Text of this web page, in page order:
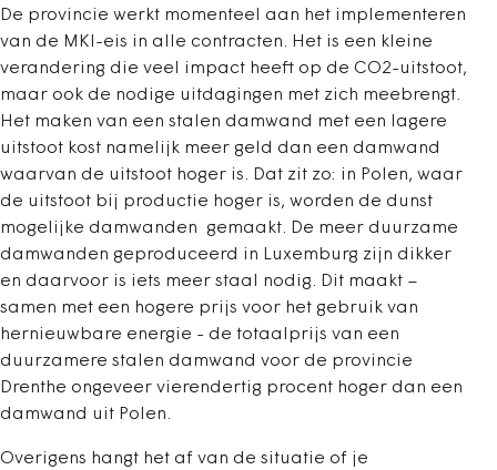
De provincie werkt momenteel aan het implementeren
van de MKI-eis in alle contracten. Het is een kleine
verandering die veel impact heeft op de CO2-uitstoot,
maar ook de nodige uitdagingen met zich meebrengt.
Het maken van een stalen damwand met een lagere
uitstoot kost namelijk meer geld dan een damwand
waarvan de uitstoot hoger is. Dat zit zo: in Polen, waar
de uitstoot bij productie hoger is, worden de dunst
mogelijke damwanden gemaakt. De meer duurzame
damwanden geproduceerd in Luxemburg zijn dikker
en daarvoor is iets meer staal nodig. Dit maakt –
samen met een hogere prijs voor het gebruik van
hernieuwbare energie - de totaalprijs van een
duurzamere stalen damwand voor de provincie
Drenthe ongeveer vierendertig procent hoger dan een
damwand uit Polen.
Overigens hangt het af van de situatie of je